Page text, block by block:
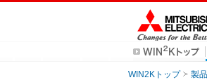
WIN2Kトップ 製